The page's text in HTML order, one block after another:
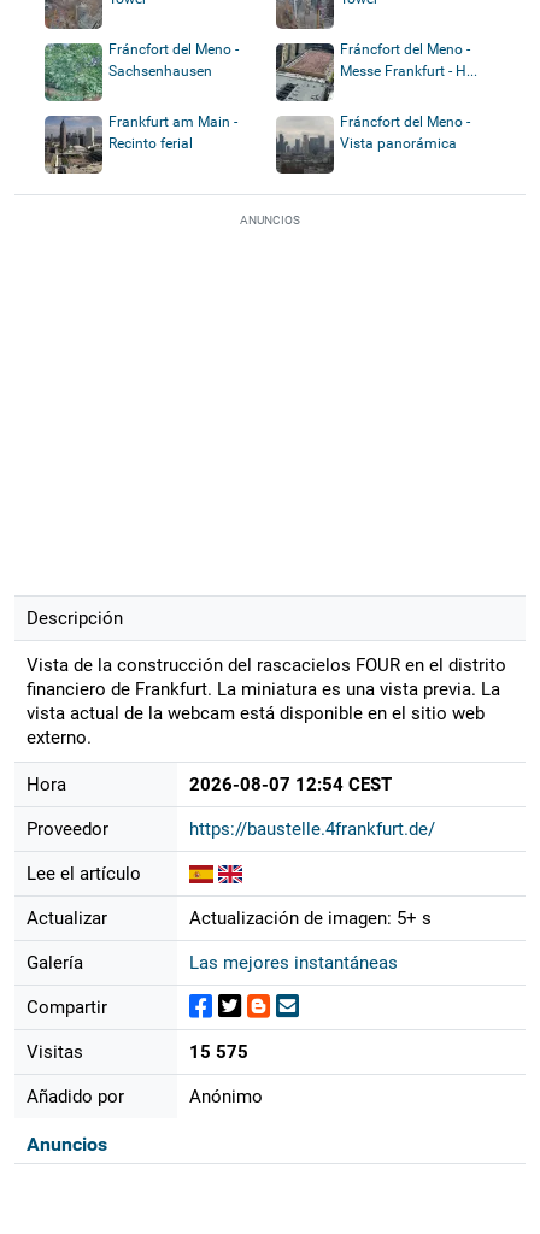
Fráncfort del Meno -
Sachsenhausen
Fráncfort del Meno -
Messe Frankfurt - H...
Frankfurt am Main -
Recinto ferial
Fráncfort del Meno -
Vista panorámica
ANUNCIOS
Descripción
Vista de la construcción del rascacielos FOUR en el distrito
financiero de Frankfurt. La miniatura es una vista previa. La
vista actual de la webcam está disponible en el sitio web
externo.
Hora 2026-08-07 12:54 CEST
Proveedor https://baustelle.4frankfurt.de/
Lee el artículo
Actualizar Actualización de imagen: 5+ s
Galería Las mejores instantáneas
Compartir
Visitas 15 575
Añadido por Anónimo
Anuncios